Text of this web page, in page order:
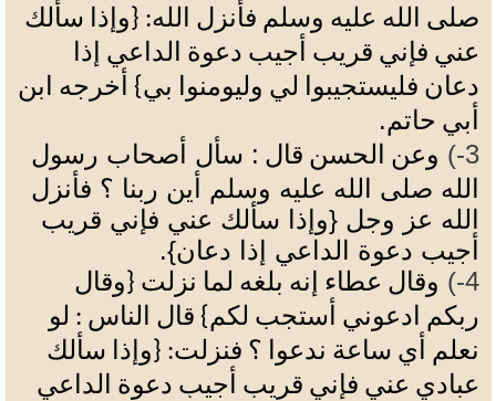
صلى الله عليه وسلم فأنزل الله: {وإذا سألك
عني فإني قريب أجيب دعوة الداعي إذا
دعان فليستجيبوا لي وليومنوا بي} أخرجه ابن
أبي حاتم.
3-)
وعن الحسن قال : سأل أصحاب رسول
الله صلى الله عليه وسلم أين ربنا ؟ فأنزل
الله عز وجل {وإذا سألك عني فإني قريب
أجيب دعوة الداعي إذا دعان}.
4-)
وقال عطاء إنه بلغه لما نزلت {وقال
ربكم ادعوني أستجب لكم} قال الناس : لو
نعلم أي ساعة ندعوا ؟ فنزلت: {وإذا سألك
عبادي عني فإني قريب أجيب دعوة الداعي